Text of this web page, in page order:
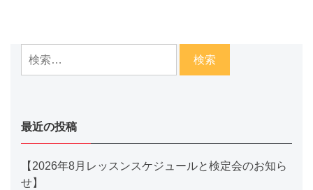
最近の投稿
【2026年8月レッスンスケジュールと検定会のお知ら
せ】